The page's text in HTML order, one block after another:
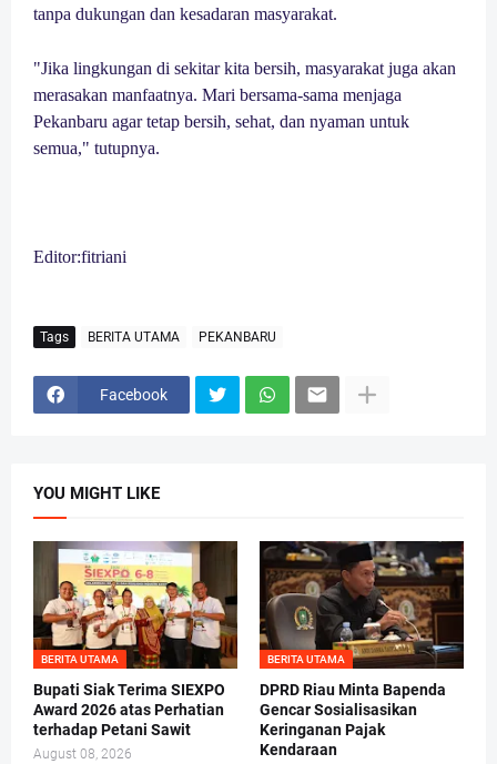
tanpa dukungan dan kesadaran masyarakat.
"Jika lingkungan di sekitar kita bersih, masyarakat juga akan
merasakan manfaatnya. Mari bersama-sama menjaga
Pekanbaru agar tetap bersih, sehat, dan nyaman untuk
semua," tutupnya.
Editor:fitriani
Tags BERITA UTAMA PEKANBARU
Facebook
YOU MIGHT LIKE
BERITA UTAMA
Bupati Siak Terima SIEXPO
Award 2026 atas Perhatian
terhadap Petani Sawit
August 08, 2026
BERITA UTAMA
DPRD Riau Minta Bapenda
Gencar Sosialisasikan
Keringanan Pajak
Kendaraan